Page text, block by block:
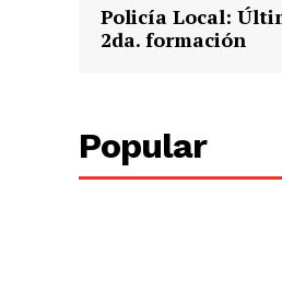
Policía Local:
2da. formación
Popular